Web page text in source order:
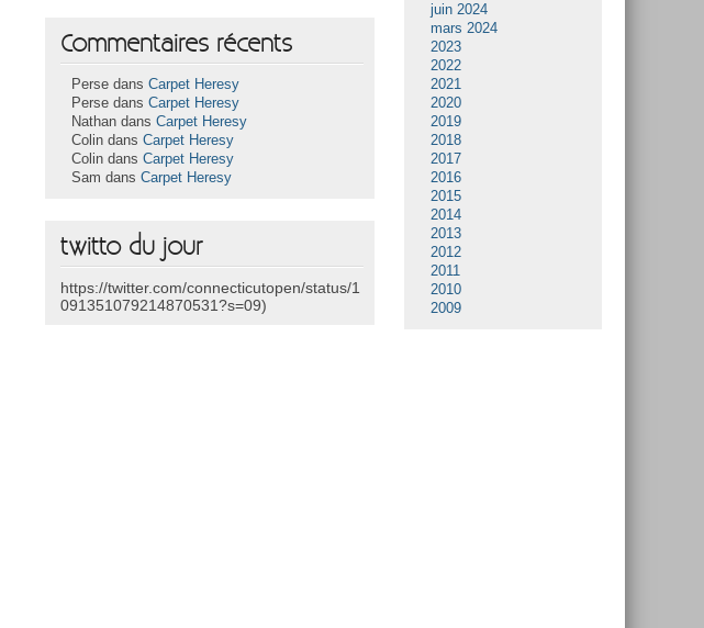
Commentaires récents
Perse dansCarpet Heresy
Perse dansCarpet Heresy
Nathan dansCarpet Heresy
Colin dansCarpet Heresy
Colin dansCarpet Heresy
Sam dansCarpet Heresy
twitto du jour
https://twitter.com/connecticutopen/status/1
091351079214870531?s=09)
juin 2024
mars 2024
2023
2022
2021
2020
2019
2018
2017
2016
2015
2014
2013
2012
2011
2010
2009